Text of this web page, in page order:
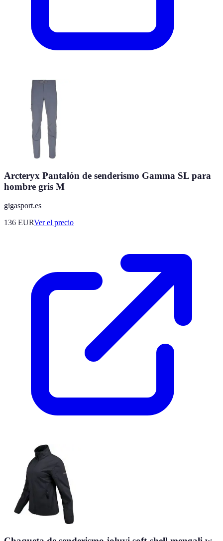
Arcteryx Pantalón de senderismo Gamma SL para
hombre gris M
gigasport.es
136 EURVer el precio